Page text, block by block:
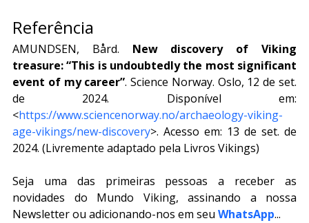
Referência
AMUNDSEN, Bård. New discovery of Viking
treasure: “This is undoubtedly the most significant
event of my career”. Science Norway. Oslo, 12 de set.
de 2024. Disponível em:
<https://www.sciencenorway.no/archaeology-viking-
age-vikings/new-discovery>. Acesso em: 13 de set. de
2024. (Livremente adaptado pela Livros Vikings)
Seja uma das primeiras pessoas a receber as
novidades do Mundo Viking, assinando a nossa
Newsletter ou adicionando-nos em seu WhatsApp...